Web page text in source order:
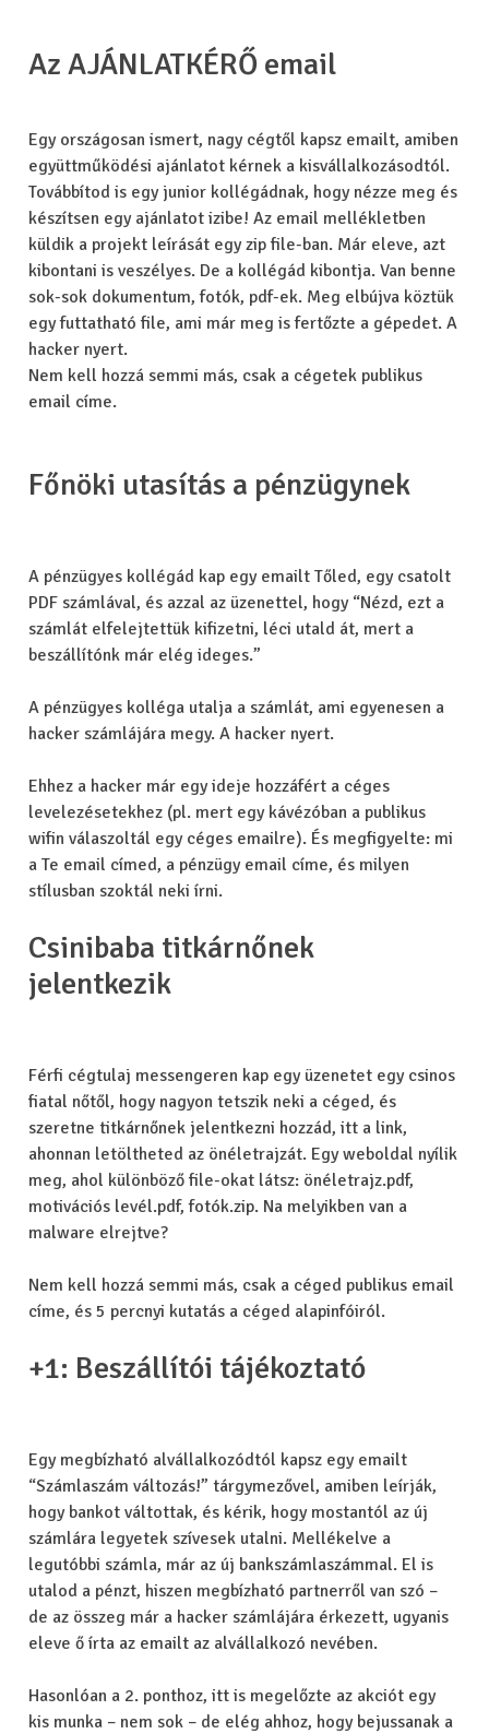
Az AJÁNLATKÉRŐ email
Egy országosan ismert, nagy cégtől kapsz emailt, amiben
együttműködési ajánlatot kérnek a kisvállalkozásodtól.
Továbbítod is egy junior kollégádnak, hogy nézze meg és
készítsen egy ajánlatot izibe! Az email mellékletben
küldik a projekt leírását egy zip file-ban. Már eleve, azt
kibontani is veszélyes. De a kollégád kibontja. Van benne
sok-sok dokumentum, fotók, pdf-ek. Meg elbújva köztük
egy futtatható file, ami már meg is fertőzte a gépedet. A
hacker nyert.
Nem kell hozzá semmi más, csak a cégetek publikus
email címe.
Főnöki utasítás a pénzügynek
A pénzügyes kollégád kap egy emailt Tőled, egy csatolt
PDF számlával, és azzal az üzenettel, hogy “Nézd, ezt a
számlát elfelejtettük kifizetni, léci utald át, mert a
beszállítónk már elég ideges.”
A pénzügyes kolléga utalja a számlát, ami egyenesen a
hacker számlájára megy. A hacker nyert.
Ehhez a hacker már egy ideje hozzáfért a céges
levelezésetekhez (pl. mert egy kávézóban a publikus
wifin válaszoltál egy céges emailre). És megfigyelte: mi
a Te email címed, a pénzügy email címe, és milyen
stílusban szoktál neki írni.
Csinibaba titkárnőnek
jelentkezik
Férfi cégtulaj messengeren kap egy üzenetet egy csinos
fiatal nőtől, hogy nagyon tetszik neki a céged, és
szeretne titkárnőnek jelentkezni hozzád, itt a link,
ahonnan letöltheted az önéletrajzát. Egy weboldal nyílik
meg, ahol különböző file-okat látsz: önéletrajz.pdf,
motivációs levél.pdf, fotók.zip. Na melyikben van a
malware elrejtve?
Nem kell hozzá semmi más, csak a céged publikus email
címe, és 5 percnyi kutatás a céged alapinfóiról.
+1: Beszállítói tájékoztató
Egy megbízható alvállalkozódtól kapsz egy emailt
“Számlaszám változás!” tárgymezővel, amiben leírják,
hogy bankot váltottak, és kérik, hogy mostantól az új
számlára legyetek szívesek utalni. Mellékelve a
legutóbbi számla, már az új bankszámlaszámmal. El is
utalod a pénzt, hiszen megbízható partnerről van szó –
de az összeg már a hacker számlájára érkezett, ugyanis
eleve ő írta az emailt az alvállalkozó nevében.
Hasonlóan a 2. ponthoz, itt is megelőzte az akciót egy
kis munka – nem sok – de elég ahhoz, hogy bejussanak a